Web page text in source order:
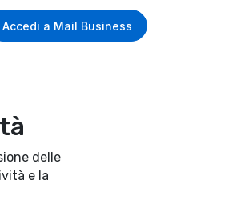
Accedi a Mail Business
delle
e la